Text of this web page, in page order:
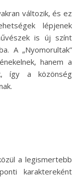
változik, és ez
lépjenek
is új színt
A „Nyomorultak”
hanem a
így a közönség
a legismertebb
karaktereként